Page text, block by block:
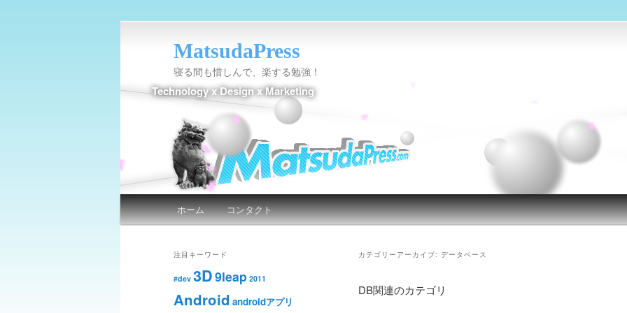
MatsudaPress
寝る間も惜しんで、楽する勉強！
Technology x Design x Marketing
メインメニュー
メインコンテンツへ移動
サブコンテンツへ移動
ホーム コンタクト
カテゴリーアーカイブ: データベース
DB関連のカテゴリ
注目キーワード
#dev 3D9leap 2011
Android androidアプリ